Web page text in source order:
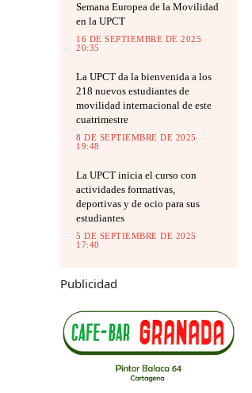
Semana Europea de la Movilidad
en la UPCT
16 DE SEPTIEMBRE DE 2025
20:35
La UPCT da la bienvenida a los
218 nuevos estudiantes de
movilidad internacional de este
cuatrimestre
8 DE SEPTIEMBRE DE 2025
19:48
La UPCT inicia el curso con
actividades formativas,
deportivas y de ocio para sus
estudiantes
5 DE SEPTIEMBRE DE 2025
17:40
Publicidad